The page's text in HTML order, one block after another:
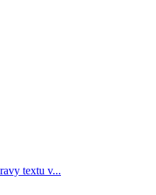
textu v...